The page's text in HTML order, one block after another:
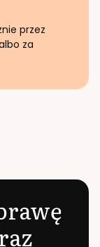
przez
za